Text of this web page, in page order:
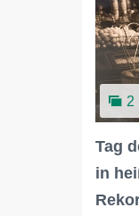
2
Tag
in